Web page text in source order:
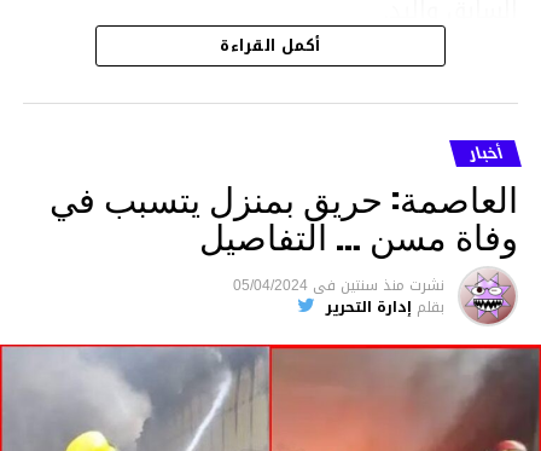
هذا وقد تمكن أعوان مركز الأمن الوطني بحي
هلال في توقيت قياسي من محاصرة المشتبه به
والقبض عليه وإحالته على التحقيق في خصوص
ما نُسبه إليه.
متابعة
قسم الاخبار
أكمل القراءة
أخبار
العاصمة: حريق بمنزل يتسبب في
وفاة مسن … التفاصيل
نشرت منذ سنتين فى 05/04/2024
بقلم إدارة التحرير